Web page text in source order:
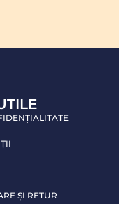
ŞI RETUR